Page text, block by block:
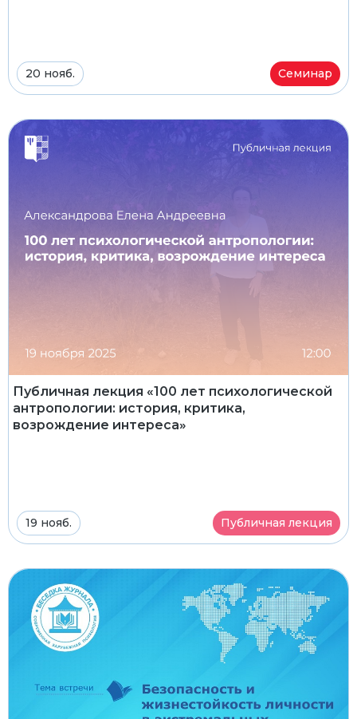
20 нояб. Семинар
Публичная лекция «100 лет психологической
антропологии: история, критика,
возрождение интереса»
19 нояб. Публичная лекция